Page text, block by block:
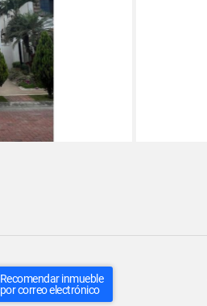
Recomendar inmueble
por correo electrónico